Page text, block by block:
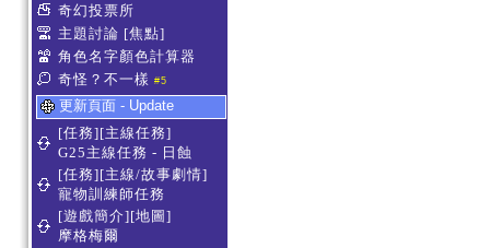
奇幻投票所
主題討論 [焦點]
角色名字顏色計算器
奇怪？不一樣 #5
更新頁面 - Update
[任務][主線任務]
G25主線任務 - 日蝕
[任務][主線/故事劇情]
寵物訓練師任務
[遊戲簡介][地圖]
摩格梅爾